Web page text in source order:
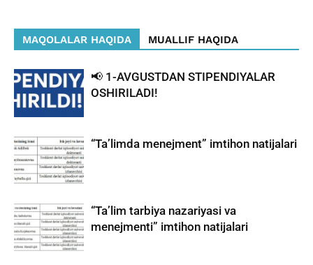
MAQOLALAR HAQIDA MUALLIF HAQIDA
📢 1-AVGUSTDAN STIPENDIYALAR
OSHIRILADI!
“Ta’limda menejment” imtihon natijalari
“Ta’lim tarbiya nazariyasi va
menejmenti” imtihon natijalari